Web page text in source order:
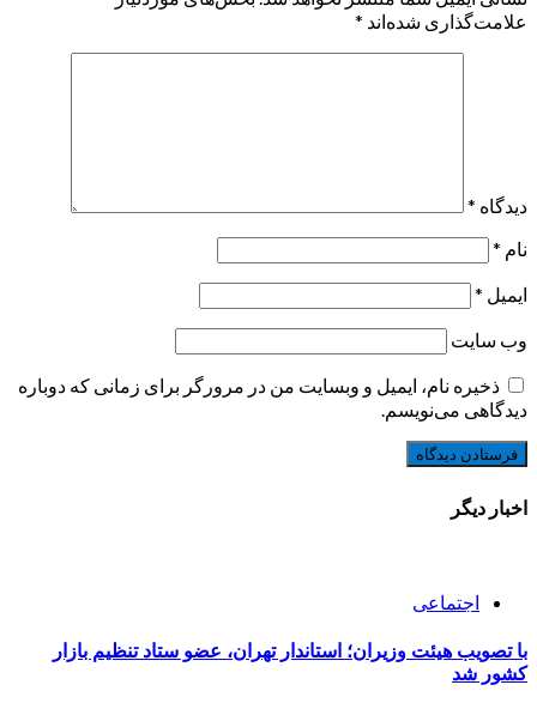
علامت‌گذاری شده‌اند *
دیدگاه *
نام *
ایمیل *
وب‌ سایت
ذخیره نام، ایمیل و وبسایت من در مرورگر برای زمانی که دوباره
دیدگاهی می‌نویسم.
اخبار دیگر
اجتماعی
با تصویب هیئت وزیران؛ استاندار تهران، عضو ستاد تنظیم بازار
کشور شد